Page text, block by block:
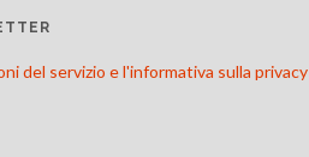
del servizio e l'informativa sulla privacy